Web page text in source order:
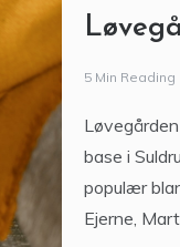
Ejerne,
kraft –